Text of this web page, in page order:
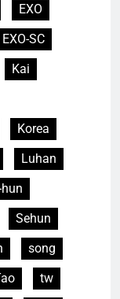
EXO
EXO-SC
Kai
Korea
Luhan
hun
Sehun
song
tw